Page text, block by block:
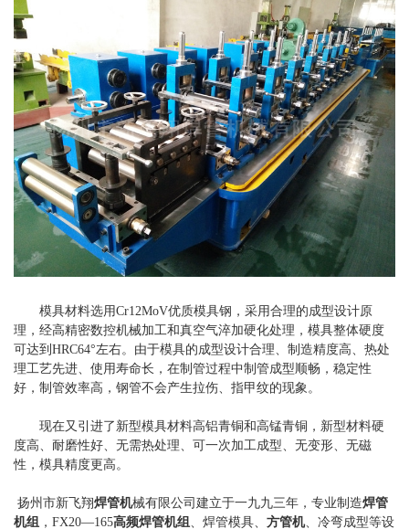
模具材料选用Cr12MoV优质模具钢，采用合理的成型设计原
理，经高精密数控机械加工和真空气淬加硬化处理，模具整体硬度
可达到HRC64°左右。由于模具的成型设计合理、制造精度高、热处
理工艺先进、使用寿命长，在制管过程中制管成型顺畅，稳定性
好，制管效率高，钢管不会产生拉伤、指甲纹的现象。
现在又引进了新型模具材料高铝青铜和高锰青铜，新型材料硬
度高、耐磨性好、无需热处理、可一次加工成型、无变形、无磁
性，模具精度更高。
扬州市新飞翔焊管机械有限公司建立于一九九三年，专业制造焊管
机组 ，FX20—165高频焊管机组 、焊管模具、 方管机、冷弯成型等设